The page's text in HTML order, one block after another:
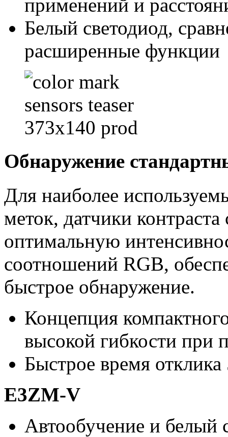
применений и
Белый светодиод,
расширенные функции
Обнаружение
Для наиболее
меток, датчики
оптимальную
соотношений RGB,
быстрое обнаружение.
Концепция
высокой гибкости при
Быстрое время
E3ZM-V
Автообучение и белый